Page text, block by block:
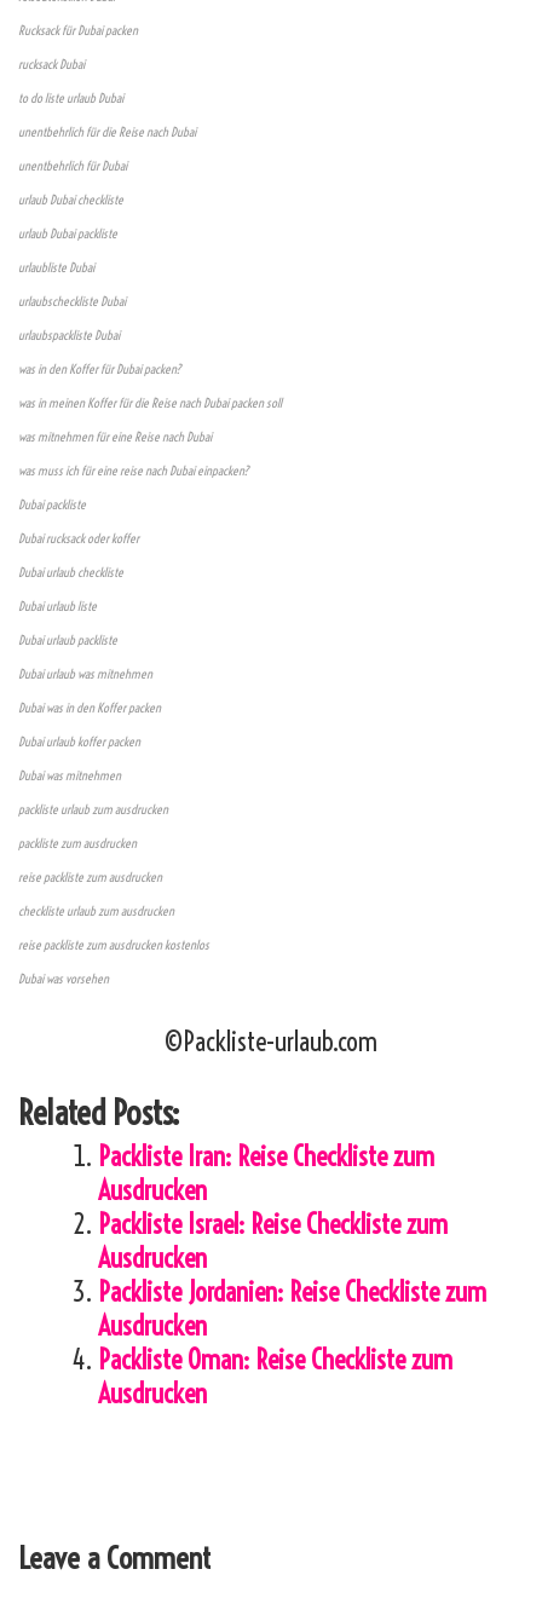
Rucksack für Dubai packen
rucksack Dubai
to do liste urlaub Dubai
unentbehrlich für die Reise nach Dubai
unentbehrlich für Dubai
urlaub Dubai checkliste
urlaub Dubai packliste
urlaubliste Dubai
urlaubscheckliste Dubai
urlaubspackliste Dubai
was in den Koffer für Dubai packen?
was in meinen Koffer für die Reise nach Dubai packen soll
was mitnehmen für eine Reise nach Dubai
was muss ich für eine reise nach Dubai einpacken?
Dubai packliste
Dubai rucksack oder koffer
Dubai urlaub checkliste
Dubai urlaub liste
Dubai urlaub packliste
Dubai urlaub was mitnehmen
Dubai was in den Koffer packen
Dubai urlaub koffer packen
Dubai was mitnehmen
packliste urlaub zum ausdrucken
packliste zum ausdrucken
reise packliste zum ausdrucken
checkliste urlaub zum ausdrucken
reise packliste zum ausdrucken kostenlos
Dubai was vorsehen
©Packliste-urlaub.com
Related Posts:
Packliste Iran: Reise Checkliste zum
Ausdrucken
Packliste Israel: Reise Checkliste zum
Ausdrucken
Packliste Jordanien: Reise Checkliste zum
Ausdrucken
Packliste Oman: Reise Checkliste zum
Ausdrucken
Leave a Comment